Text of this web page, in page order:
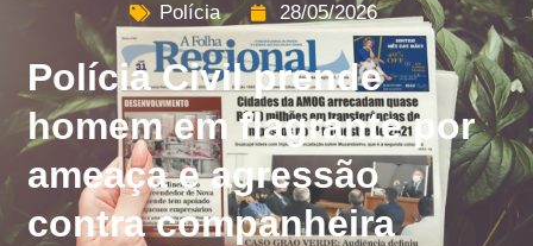
Polícia 28/05/2026
Polícia Civil prende
homem em flagrante por
ameaça e agressão
contra companheira